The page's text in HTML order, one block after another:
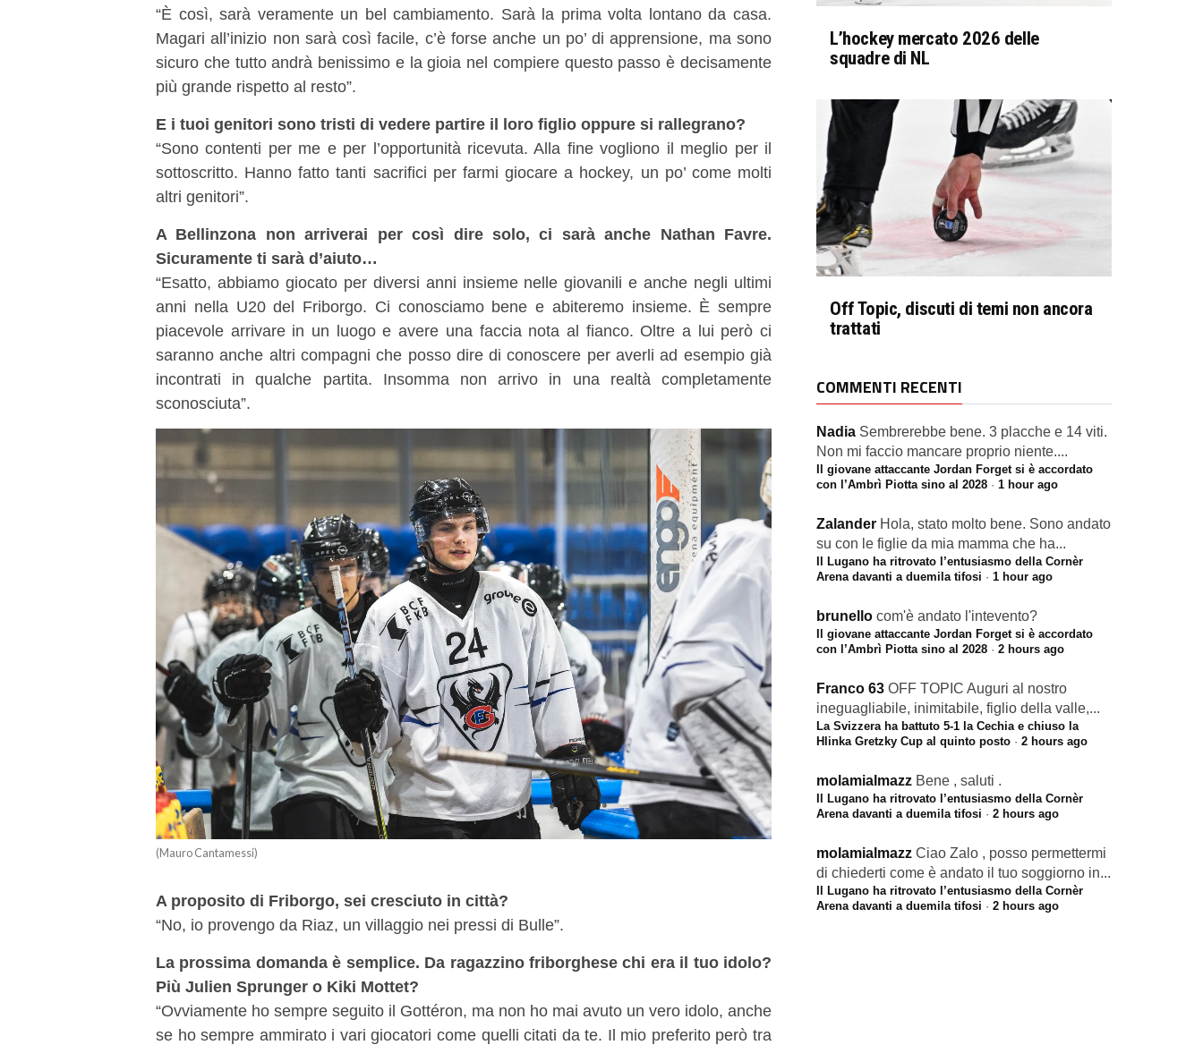
“È così, sarà veramente un bel cambiamento. Sarà la prima volta lontano da casa.
Magari all’inizio non sarà così facile, c’è forse anche un po’ di apprensione, ma sono
sicuro che tutto andrà benissimo e la gioia nel compiere questo passo è decisamente
più grande rispetto al resto”.
E i tuoi genitori sono tristi di vedere partire il loro figlio oppure si rallegrano?
“Sono contenti per me e per l’opportunità ricevuta. Alla fine vogliono il meglio per il
sottoscritto. Hanno fatto tanti sacrifici per farmi giocare a hockey, un po’ come molti
altri genitori”.
A Bellinzona non arriverai per così dire solo, ci sarà anche Nathan Favre.
Sicuramente ti sarà d’aiuto…
“Esatto, abbiamo giocato per diversi anni insieme nelle giovanili e anche negli ultimi
anni nella U20 del Friborgo. Ci conosciamo bene e abiteremo insieme. È sempre
piacevole arrivare in un luogo e avere una faccia nota al fianco. Oltre a lui però ci
saranno anche altri compagni che posso dire di conoscere per averli ad esempio già
incontrati in qualche partita. Insomma non arrivo in una realtà completamente
sconosciuta”.
(Mauro Cantamessi)
A proposito di Friborgo, sei cresciuto in città?
“No, io provengo da Riaz, un villaggio nei pressi di Bulle”.
La prossima domanda è semplice. Da ragazzino friborghese chi era il tuo idolo?
Più Julien Sprunger o Kiki Mottet?
“Ovviamente ho sempre seguito il Gottéron, ma non ho mai avuto un vero idolo, anche
se ho sempre ammirato i vari giocatori come quelli citati da te. Il mio preferito però tra
L’hockey mercato 2026 delle
squadre di NL
Off Topic, discuti di temi non ancora
trattati
COMMENTI RECENTI
Nadia Sembrerebbe bene. 3 placche e 14 viti.
Non mi faccio mancare proprio niente....
Il giovane attaccante Jordan Forget si è accordato
con l’Ambrì Piotta sino al 2028 · 1 hour ago
Zalander Hola, stato molto bene. Sono andato
su con le figlie da mia mamma che ha...
Il Lugano ha ritrovato l’entusiasmo della Cornèr
Arena davanti a duemila tifosi · 1 hour ago
brunello com'è andato l'intevento?
Il giovane attaccante Jordan Forget si è accordato
con l’Ambrì Piotta sino al 2028 · 2 hours ago
Franco 63 OFF TOPIC Auguri al nostro
ineguagliabile, inimitabile, figlio della valle,...
La Svizzera ha battuto 5-1 la Cechia e chiuso la
Hlinka Gretzky Cup al quinto posto · 2 hours ago
molamialmazz Bene , saluti .
Il Lugano ha ritrovato l’entusiasmo della Cornèr
Arena davanti a duemila tifosi · 2 hours ago
molamialmazz Ciao Zalo , posso permettermi
di chiederti come è andato il tuo soggiorno in...
Il Lugano ha ritrovato l’entusiasmo della Cornèr
Arena davanti a duemila tifosi · 2 hours ago